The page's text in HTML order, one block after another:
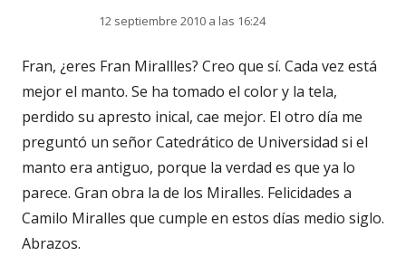
12 septiembre 2010 a las 16:24
Fran, ¿eres Fran Mirallles? Creo que sí. Cada vez está
mejor el manto. Se ha tomado el color y la tela,
perdido su apresto inical, cae mejor. El otro día me
preguntó un señor Catedrático de Universidad si el
manto era antiguo, porque la verdad es que ya lo
parece. Gran obra la de los Miralles. Felicidades a
Camilo Miralles que cumple en estos días medio siglo.
Abrazos.